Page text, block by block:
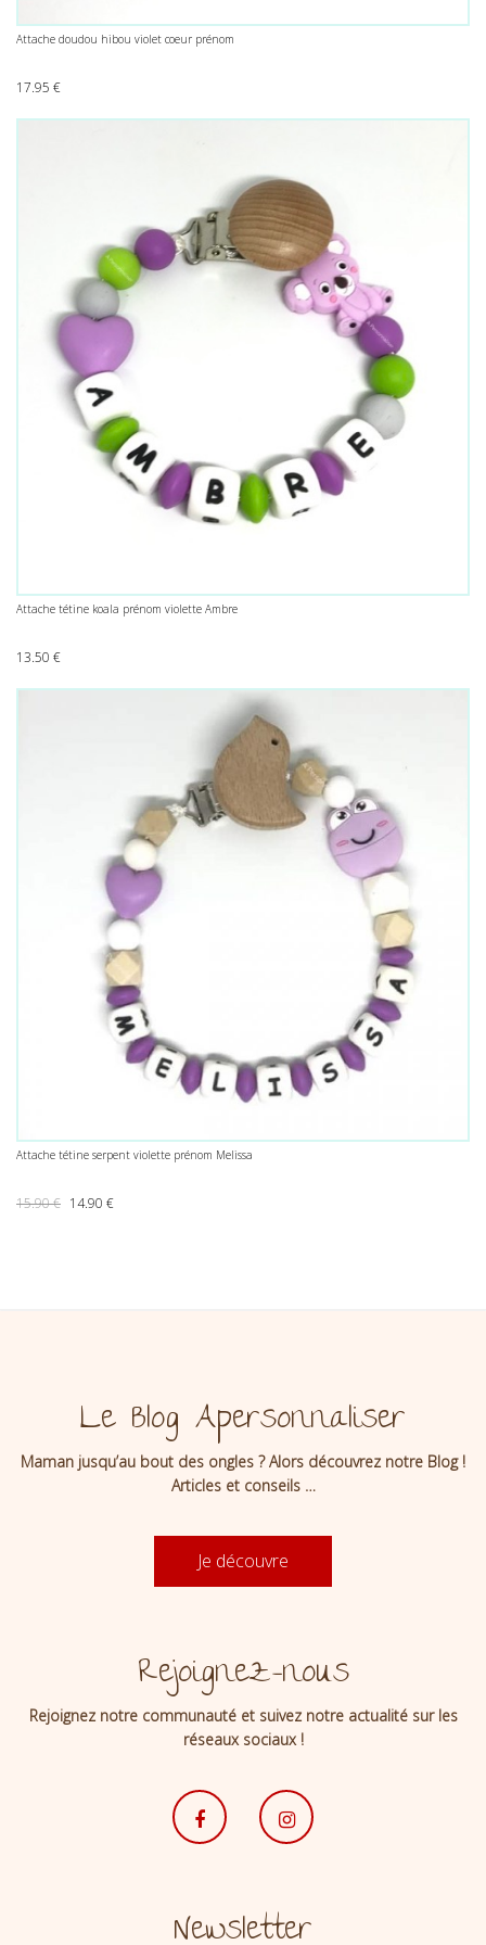
Attache doudou hibou violet coeur prénom
17.95 €
Attache tétine koala prénom violette Ambre
13.50 €
Attache tétine serpent violette prénom Melissa
15.90€ Le prix initial était : 15.90 €.
14.90 €Le prix actuel est : 14.90 €.
Le Blog Apersonnaliser
Maman jusqu’au bout des ongles ? Alors découvrez notre Blog !
Articles et conseils …
Je découvre
Rejoignez-nous
Rejoignez notre communauté et suivez notre actualité sur les
réseaux sociaux !
Newsletter